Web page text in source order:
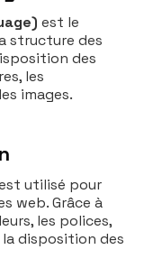
est le
structure des
des
les
images.
utilisé pour
web. Grâce à
les polices,
disposition des